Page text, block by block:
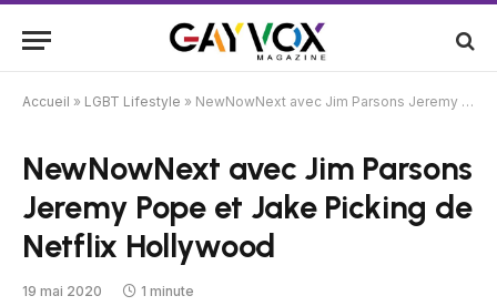
Accueil » LGBT Lifestyle » NewNowNext avec Jim Parsons Jeremy Pope et Jake Picking de Netflix Hollywood
NewNowNext avec Jim Parsons
Jeremy Pope et Jake Picking de
Netflix Hollywood
19 mai 2020 1 minute